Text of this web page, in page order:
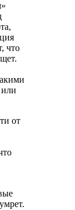
что
от